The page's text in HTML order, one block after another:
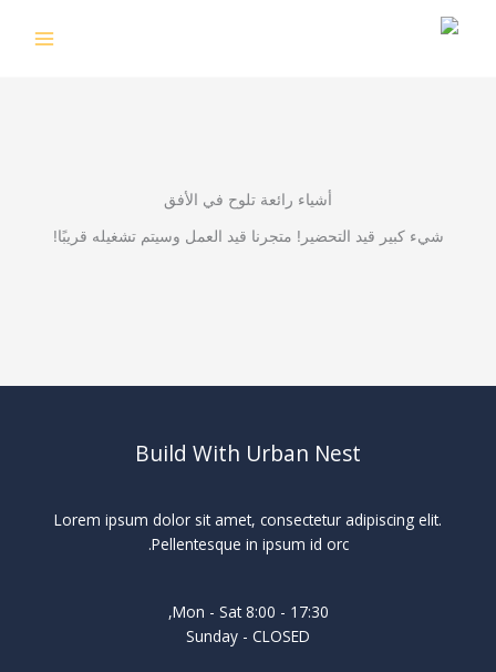
أشياء رائعة تلوح في الأفق
شيء كبير قيد التحضير! متجرنا قيد العمل وسيتم تشغيله قريبًا!
Build With Urban Nest
Lorem ipsum dolor sit amet, consectetur adipiscing elit.
Pellentesque in ipsum id orc.
Mon - Sat 8:00 - 17:30,
Sunday - CLOSED